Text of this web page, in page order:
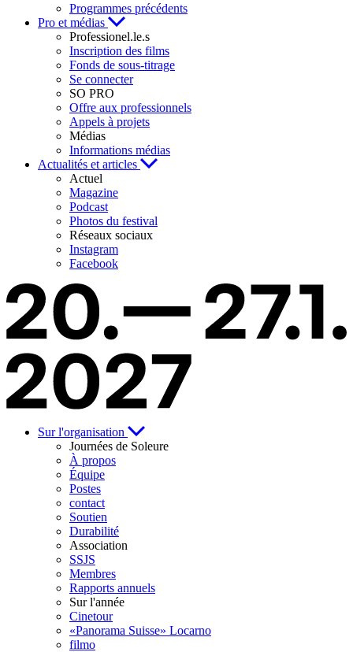
Programmes précédents
Pro et médias
Professionel.le.s
Inscription des films
Fonds de sous-titrage
Se connecter
SO PRO
Offre aux professionnels
Appels à projets
Médias
Informations médias
Actualités et articles
Actuel
Magazine
Podcast
Photos du festival
Réseaux sociaux
Instagram
Facebook
Sur l'organisation
Journées de Soleure
À propos
Équipe
Postes
contact
Soutien
Durabilité
Association
SSJS
Membres
Rapports annuels
Sur l'année
Cinetour
«Panorama Suisse» Locarno
filmo